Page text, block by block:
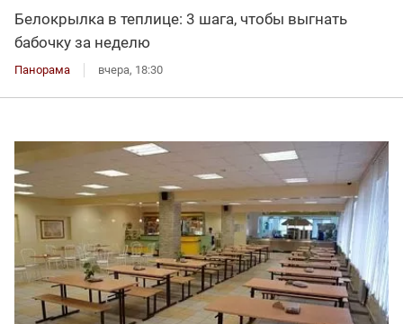
Белокрылка в теплице: 3 шага, чтобы выгнать
бабочку за неделю
Панорама вчера, 18:30